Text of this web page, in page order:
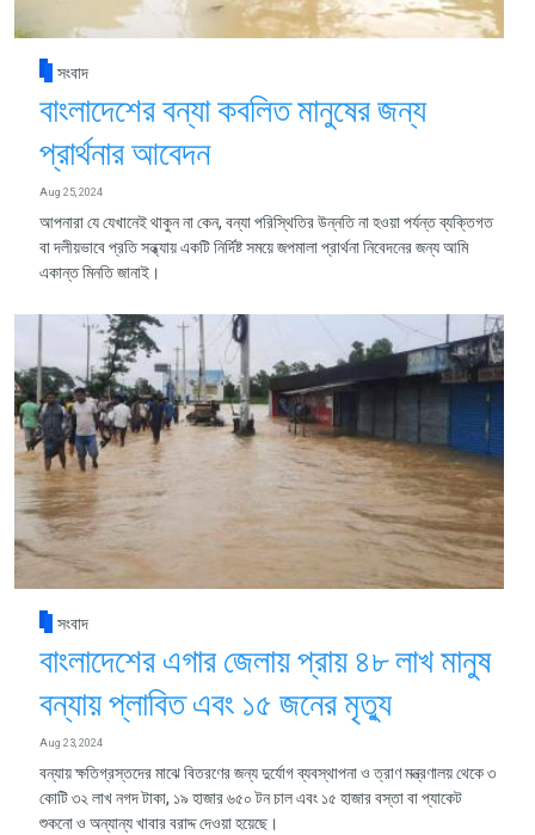
সংবাদ
বাংলাদেশের বন্যা কবলিত মানুষের জন্য
প্রার্থনার আবেদন
Aug 25, 2024
আপনারা যে যেখানেই থাকুন না কেন, বন্যা পরিস্থিতির উন্নতি না হওয়া পর্যন্ত ব্যক্তিগত
বা দলীয়ভাবে প্রতি সন্ধ্যায় একটি নির্দিষ্ট সময়ে জপমালা প্রার্থনা নিবেদনের জন্য আমি
একান্ত মিনতি জানাই।
সংবাদ
বাংলাদেশের এগার জেলায় প্রায় ৪৮ লাখ মানুষ
বন্যায় প্লাবিত এবং ১৫ জনের মৃত্যু
Aug 23, 2024
বন্যায় ক্ষতিগ্রস্তদের মাঝে বিতরণের জন্য দুর্যোগ ব্যবস্থাপনা ও ত্রাণ মন্ত্রণালয় থেকে ৩
কোটি ৩২ লাখ নগদ টাকা, ১৯ হাজার ৬৫০ টন চাল এবং ১৫ হাজার বস্তা বা প্যাকেট
শুকনো ও অন্যান্য খাবার বরাদ্দ দেওয়া হয়েছে।